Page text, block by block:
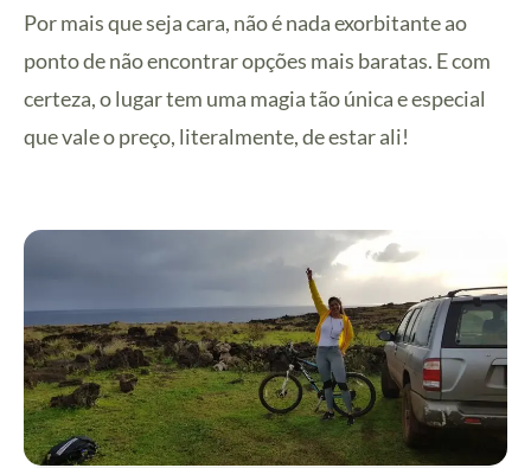
Por mais que seja cara, não é nada exorbitante ao
ponto de não encontrar opções mais baratas. E com
certeza, o lugar tem uma magia tão única e especial
que vale o preço, literalmente, de estar ali!